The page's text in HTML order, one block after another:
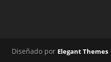
Diseñado por Elegant Themes